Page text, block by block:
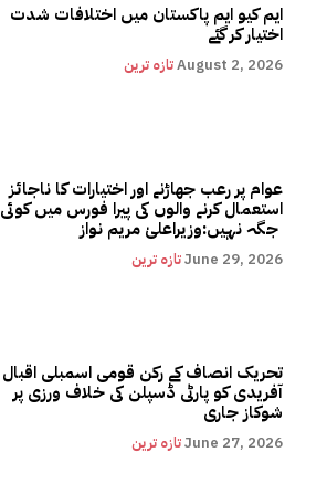
ایم کیو ایم پاکستان میں اختلافات شدت
اختیار کر گئے
تازہ ترینAugust 2, 2026
عوام پر رعب جھاڑنے اور اختیارات کا ناجائز
استعمال کرنے والوں کی پیرا فورس میں کوئی
تازہ ترینJune 29, 2026
تحریک انصاف کے رکن قومی اسمبلی اقبال
آفریدی کو پارٹی ڈسپلن کی خلاف ورزی پر
شوکاز جاری
تازہ ترینJune 27, 2026